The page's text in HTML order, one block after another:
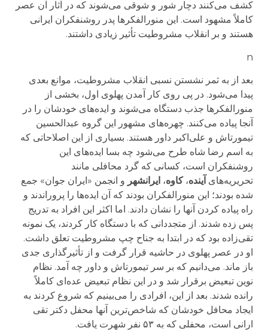
کشف می‌کنند دچار شور و شوقی می‌شوند که در آثار آن عصر
کاملاً مشهود است. این منورالفکرها پدر روشنفکران ایرانی
هستند و بر انقلاب مشروطیت تأثیر زیادی داشتند.
n
بعد از به ثمر نشستن نسبی انقلاب مشروطیت، موانع بعدی
پیدا می‌شود. در پی روی کار آمدن پهلوی اول، بخشی از
منورالفکرها جذب دستگاه می‌شوند و ایده‌های خودشان را در
آنجا پیاده می‌کنند. چهره‌های مشهور این گروه عبدالحسین
تیمورتاش و علی‌اکبر داور هستند. بسیاری از این اصلاحاتی که
به اسم رضا شاه طرح می‌شود چه بسا ایده‌های این
روشنفکران است، کسانی که گرد محافلی مانند
تحریریه‌های آینده،کاوه، ایرانشهر و انجمن «ایران جوان» جمع
شده بودند؛ این منورالفکران بودند که آن ایده‌ها را پروراندند و
راه پیاده کردن آنها را نشان دادند. اما اکثر این افراد به تدریج
پس زده شدند. از متجددانی که با دستگاه کار کردند، یک نمونه‌
تقی‌زاده بود که در ابتدا به جناح چپ مشروطیت تعلق داشت.
او در عصر پهلوی در حاشیه قرار گرفت و از تأثیرگذاری جدی
باز ماند. می‌دانیم که بر سر تیمورتاش و داور چه آمد. نظام
نوین تبعیض برقرار شد و در این نظام تبعیض عده‌ای کاملاً
رانده شدند. بعد از این، افرادی را می‌بینیم که شروع کردند به
ایجاد محافل خودشان که شاخص‌ترین آنها محفل دکتر تقی
ارانی است، محفلی که به ۵۳ نفر شهرت یافت.